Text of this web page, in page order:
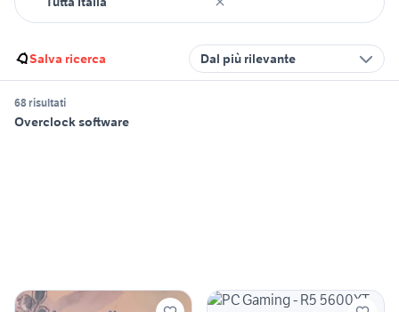
Salva ricerca Dal più rilevante
68 risultati
Overclock software